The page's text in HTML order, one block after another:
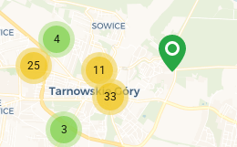
3
4
25
33
11